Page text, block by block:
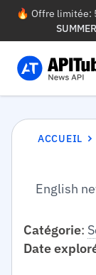
🔥 Offre limitée:
ACCUEIL
English
Catégorie:
Date